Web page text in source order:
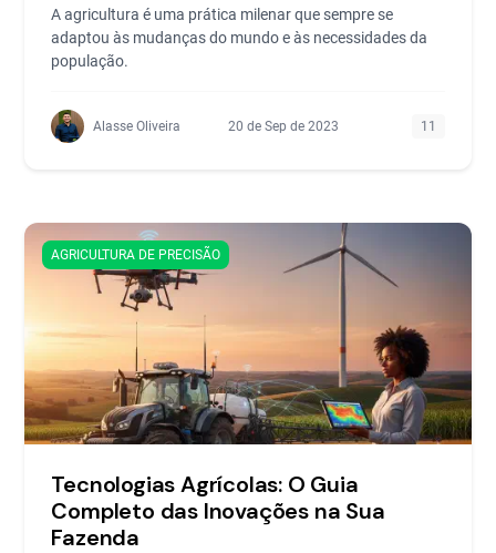
A agricultura é uma prática milenar que sempre se
adaptou às mudanças do mundo e às necessidades da
população.
Alasse Oliveira 20 de Sep de 2023 11
AGRICULTURA DE PRECISÃO
Tecnologias Agrícolas: O Guia
Completo das Inovações na Sua
Fazenda